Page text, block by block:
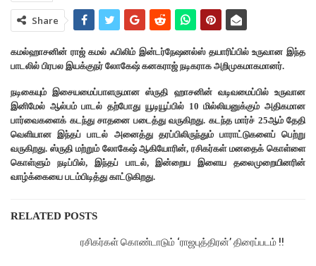
Share
கமல்ஹாசனின் ராஜ் கமல் ஃபிலிம் இன்டர்நேஷனல்ஸ் தயாரிப்பில் உருவான இந்த
பாடலில் பிரபல இயக்குநர் லோகேஷ் கனகராஜ் நடிகராக அறிமுகமாகமானர்.
நடிகையும் இசையமைப்பாளருமான ஸ்ருதி ஹாசனின் வடிவமைப்பில் உருவான
இனிமேல் ஆல்பம் பாடல் தற்போது யூடியூப்பில் 10 மில்லியனுக்கும் அதிகமான
பார்வைகளைக் கடந்து சாதனை படைத்து வருகிறது. கடந்த மார்ச் 25ஆம் தேதி
வெளியான இந்தப் பாடல் அனைத்து தரப்பிலிருந்தும் பாராட்டுகளைப் பெற்று
வருகிறது. ஸ்ருதி மற்றும் லோகேஷ் ஆகியோரின், ரசிகர்கள் மனதைக் கொள்ளை
கொள்ளும் நடிப்பில், இந்தப் பாடல், இன்றைய இளைய தலைமுறையினரின்
வாழ்க்கையை படம்பிடித்து காட்டுகிறது.
RELATED POSTS
ரசிகர்கள் கொண்டாடும் ‘ராஜபுத்திரன்’ திரைப்படம் !!